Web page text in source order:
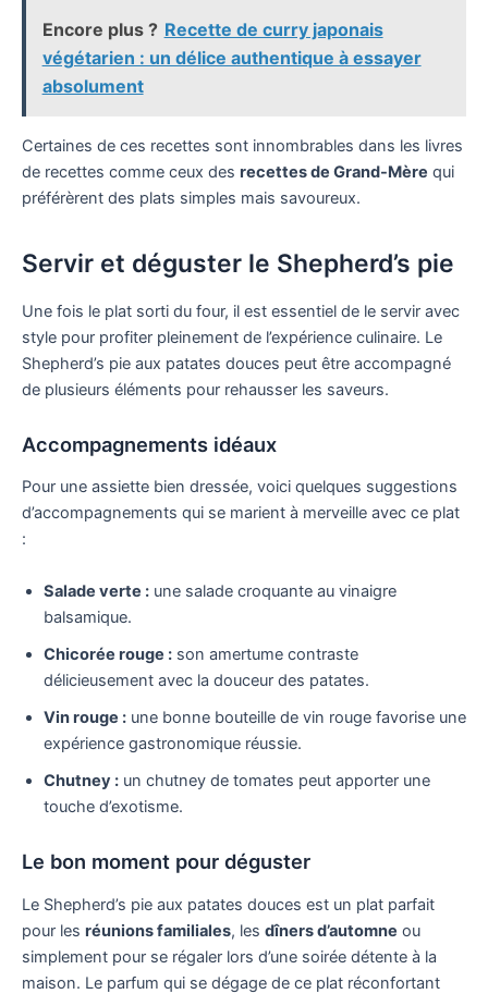
Encore plus ? Recette de curry japonais
végétarien : un délice authentique à essayer
absolument
Certaines de ces recettes sont innombrables dans les livres
de recettes comme ceux des recettes de Grand-Mère qui
préférèrent des plats simples mais savoureux.
Servir et déguster le Shepherd’s pie
Une fois le plat sorti du four, il est essentiel de le servir avec
style pour profiter pleinement de l’expérience culinaire. Le
Shepherd’s pie aux patates douces peut être accompagné
de plusieurs éléments pour rehausser les saveurs.
Accompagnements idéaux
Pour une assiette bien dressée, voici quelques suggestions
d’accompagnements qui se marient à merveille avec ce plat
:
Salade verte : une salade croquante au vinaigre
balsamique.
Chicorée rouge : son amertume contraste
délicieusement avec la douceur des patates.
Vin rouge : une bonne bouteille de vin rouge favorise une
expérience gastronomique réussie.
Chutney : un chutney de tomates peut apporter une
touche d’exotisme.
Le bon moment pour déguster
Le Shepherd’s pie aux patates douces est un plat parfait
pour les réunions familiales, les dîners d’automne ou
simplement pour se régaler lors d’une soirée détente à la
maison. Le parfum qui se dégage de ce plat réconfortant